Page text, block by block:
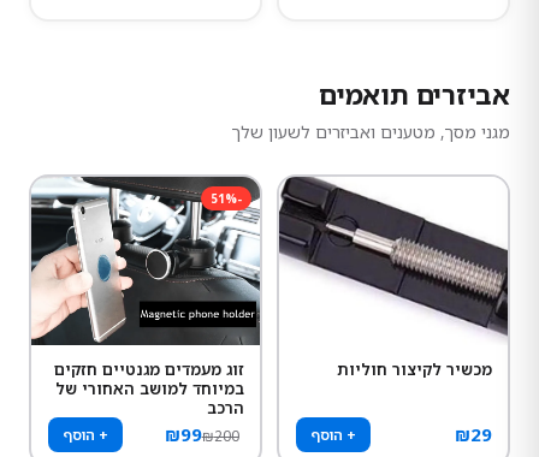
אביזרים תואמים
מגני מסך, מטענים ואביזרים לשעון שלך
מכשיר לקיצור חוליות
₪29 + הוסף
-
51%
זוג מעמדים מגנטיים חזקים
במיוחד למושב האחורי של
הרכב
₪99₪200 + הוסף